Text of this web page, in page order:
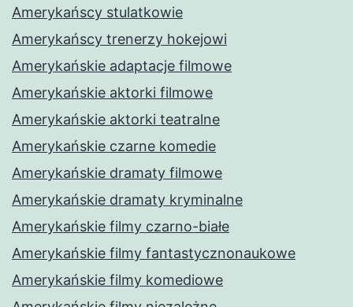
Amerykańscy stulatkowie
Amerykańscy trenerzy hokejowi
Amerykańskie adaptacje filmowe
Amerykańskie aktorki filmowe
Amerykańskie aktorki teatralne
Amerykańskie czarne komedie
Amerykańskie dramaty filmowe
Amerykańskie dramaty kryminalne
Amerykańskie filmy czarno-białe
Amerykańskie filmy fantastycznonaukowe
Amerykańskie filmy komediowe